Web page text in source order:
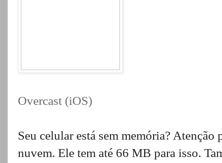
Overcast (iOS)
Seu celular está sem memória? Atenção
nuvem. Ele tem até 66 MB para isso.